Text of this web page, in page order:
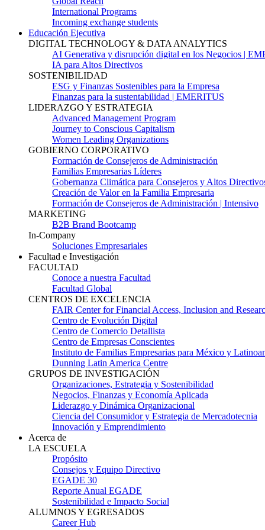
International Programs
Incoming exchange students
Educación Ejecutiva
DIGITAL TECHNOLOGY & DATA ANALYTICS
AI Generativa y disrupción digital en los Negocios |
IA para Altos Directivos
SOSTENIBILIDAD
ESG y Finanzas Sostenibles para la Empresa
Finanzas para la sustentabilidad | EMERITUS
LIDERAZGO Y ESTRATEGIA
Advanced Management Program
Journey to Conscious Capitalism
Women Leading Organizations
GOBIERNO CORPORATIVO
Formación de Consejeros de Administración
Familias Empresarias Líderes
Gobernanza Climática para Consejeros y Altos
Creación de Valor en la Familia Empresaria
Formación de Consejeros de Administración | Intensivo
MARKETING
B2B Brand Bootcamp
In-Company
Soluciones Empresariales
Facultad e Investigación
FACULTAD
Conoce a nuestra Facultad
Facultad Global
CENTROS DE EXCELENCIA
FAIR Center for Financial Access, Inclusion and
Centro de Evolución Digital
Centro de Comercio Detallista
Centro de Empresas Conscientes
Instituto de Familias Empresarias para México y
Dunning Latin America Centre
GRUPOS DE INVESTIGACIÓN
Organizaciones, Estrategia y Sostenibilidad
Negocios, Finanzas y Economía Aplicada
Liderazgo y Dinámica Organizacional
Ciencia del Consumidor y Estrategia de Mercadotecnia
Innovación y Emprendimiento
Acerca de
LA ESCUELA
Propósito
Consejos y Equipo Directivo
EGADE 30
Reporte Anual EGADE
Sostenibilidad e Impacto Social
ALUMNOS Y EGRESADOS
Career Hub